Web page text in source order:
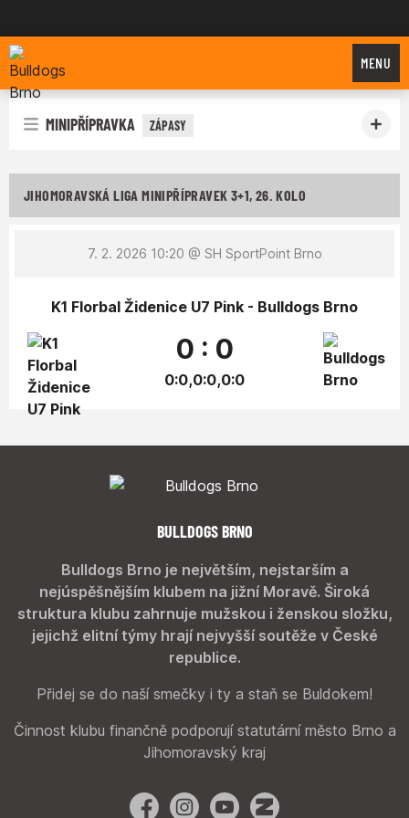
Bulldogs Brno
MENU
MINIPŘÍPRAVKA ZÁPASY
JIHOMORAVSKÁ LIGA MINIPŘÍPRAVEK 3+1, 26. KOLO
7. 2. 2026 10:20 @ SH SportPoint Brno
K1 Florbal Židenice U7 Pink - Bulldogs Brno
0 : 0
0:0,0:0,0:0
BULLDOGS BRNO
Bulldogs Brno je největším, nejstarším a
nejúspěšnějším klubem na jižní Moravě. Široká
struktura klubu zahrnuje mužskou i ženskou složku,
jejichž elitní týmy hrají nejvyšší soutěže v České
republice.
Přidej se do naší smečky i ty a staň se Buldokem!
Činnost klubu finančně podporují statutární město Brno a
Jihomoravský kraj